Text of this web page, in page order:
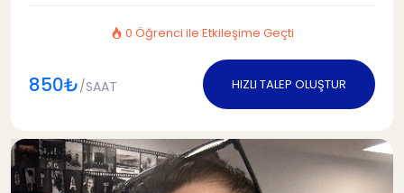
0 Öğrenci ile Etkileşime Geçti
850₺/SAAT HIZLI TALEP OLUŞTUR